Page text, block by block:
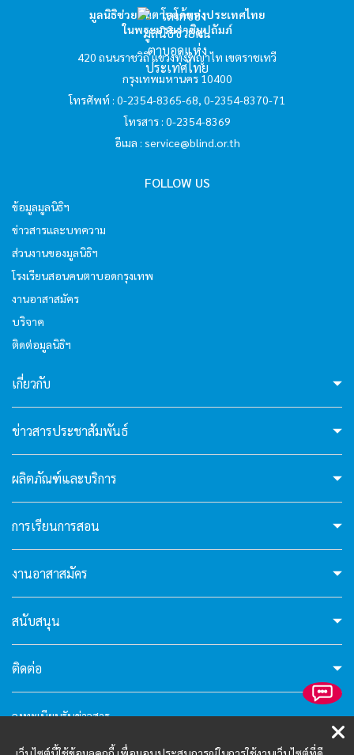
มูลนิธิช่วยคนตาบอดแห่งประเทศไทย
ในพระบรมราชินูปถัมภ์
420 ถนนราชวิถี แขวงทุ่งพญาไท เขตราชเทวี
กรุงเทพมหานคร 10400
โทรศัพท์ : 0-2354-8365-68, 0-2354-8370-71
โทรสาร : 0-2354-8369
อีเมล : service@blind.or.th
FOLLOW US
ข้อมูลมูลนิธิฯ
ข่าวสารและบทความ
ส่วนงานของมูลนิธิฯ
โรงเรียนสอนคนตาบอดกรุงเทพ
งานอาสาสมัคร
บริจาค
ติดต่อมูลนิธิฯ
เกี่ยวกับ
ข่าวสารประชาสัมพันธ์
ผลิตภัณฑ์และบริการ
การเรียนการสอน
งานอาสาสมัคร
สนับสนุน
ติดต่อ
ลงทะเบียนรับข่าวสาร
I'm your AI Assistant! Curious about this
website? Ask me anything!
I'm your AI Assistant! Curious about this
website? Ask me anything!
I'm your AI Assistant! Curious about this
website? Ask me anything!
website? Ask me anything!